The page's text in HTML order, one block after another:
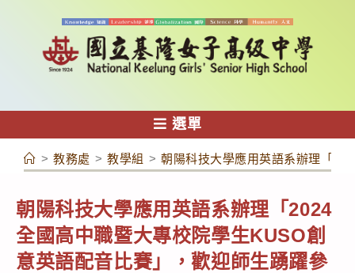
容
選單
> 教務處 > 教學組 > 朝陽科技大學應用英語系辦理「
朝陽科技大學應用英語系辦理「2024
全國高中職暨大專校院學生KUSO創
意英語配音比賽」，歡迎師生踴躍參